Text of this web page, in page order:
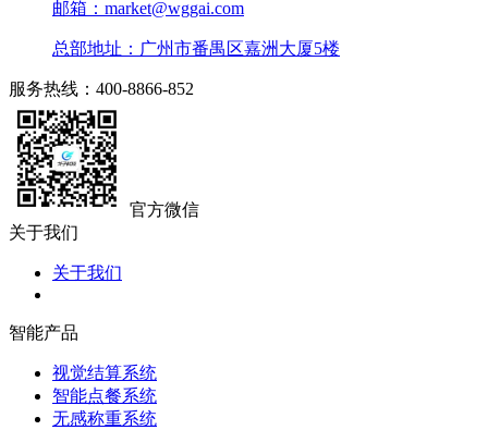
邮箱：market@wggai.com
总部地址：广州市番禺区嘉洲大厦5楼
服务热线：400-8866-852
官方微信
关于我们
关于我们
智能产品
视觉结算系统
智能点餐系统
无感称重系统